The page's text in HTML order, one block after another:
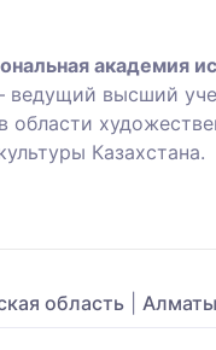
академия
высший
области
Казахстана.
область Алматы